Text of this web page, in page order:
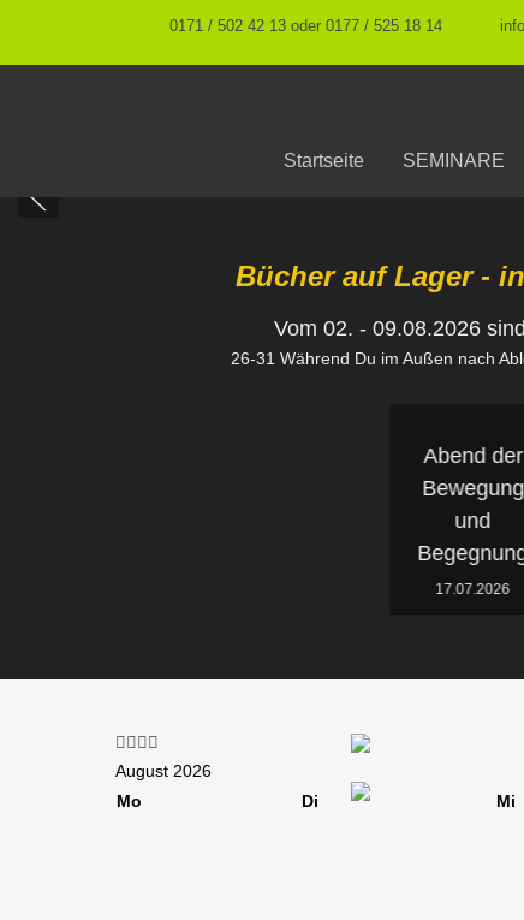
0171 / 502 42 13 oder 0177 / 525 18 14
Startseite SEMINARE
Bücher auf Lager -
Vom 02. - 09.08.2026
26-31 Während Du im Außen nach
Abend der
Bewegung
und
17.07.2026
August 2026
Mo
Di Mi